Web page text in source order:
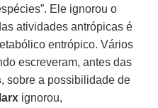
Ele ignorou o
atividades antrópicas é
entrópico. Vários
escreveram, antes das
, sobre a possibilidade de
ignorou,